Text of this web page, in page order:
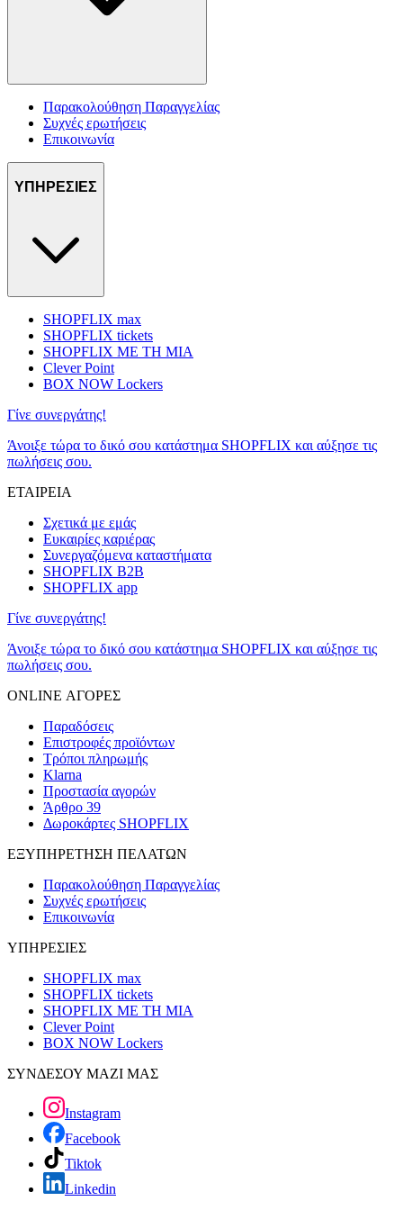
Παρακολούθηση Παραγγελίας
Συχνές ερωτήσεις
Επικοινωνία
ΥΠΗΡΕΣΙΕΣ
SHOPFLIX max
SHOPFLIX tickets
SHOPFLIX ΜΕ ΤΗ ΜΙΑ
Clever Point
BOX NOW Lockers
Γίνε συνεργάτης!
Άνοιξε τώρα το δικό σου κατάστημα SHOPFLIX και αύξησε τις
πωλήσεις σου.
ΕΤΑΙΡΕΙΑ
Σχετικά με εμάς
Ευκαιρίες καριέρας
Συνεργαζόμενα καταστήματα
SHOPFLIX B2B
SHOPFLIX app
Γίνε συνεργάτης!
Άνοιξε τώρα το δικό σου κατάστημα SHOPFLIX και αύξησε τις
πωλήσεις σου.
ONLINE ΑΓΟΡΕΣ
Παραδόσεις
Επιστροφές προϊόντων
Τρόποι πληρωμής
Klarna
Προστασία αγορών
Άρθρο 39
Δωροκάρτες SHOPFLIX
ΕΞΥΠΗΡΕΤΗΣΗ ΠΕΛΑΤΩΝ
Παρακολούθηση Παραγγελίας
Συχνές ερωτήσεις
Επικοινωνία
ΥΠΗΡΕΣΙΕΣ
SHOPFLIX max
SHOPFLIX tickets
SHOPFLIX ΜΕ ΤΗ ΜΙΑ
Clever Point
BOX NOW Lockers
ΣΥΝΔΕΣΟΥ ΜΑΖΙ ΜΑΣ
Instagram
Facebook
Tiktok
Linkedin